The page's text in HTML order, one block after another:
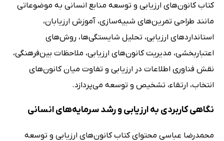
کتاب کانون‌های ارزیابی و توسعه منابع انسانی به موضوعاتی
مانند طراحی تمرین‌های شبیه‌سازی، آموزش ارزیابان،
استانداردهای ارزیابی، تحلیل شایستگی‌ها، روش‌های
اعتباربخشی، مدیریت کانون‌های ارزیابی، ملاحظات بین‌فرهنگی،
نقش فناوری اطلاعات در ارزیابی و تفاوت میان کانون‌های
انتخاب، ارتقاء، تشخیص و توسعه می‌پردازد.
نگاهی کاربردی به ارزیابی و رشد سرمایه‌های انسانی
محمدرضا عباسی محتوای کتاب کانون‌های ارزیابی و توسعه